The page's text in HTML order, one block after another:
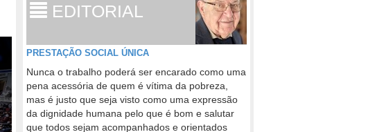
EDITORIAL
PRESTAÇÃO SOCIAL ÚNICA
Nunca o trabalho poderá ser encarado como uma
pena acessória de quem é vítima da pobreza,
mas é justo que seja visto como uma expressão
da dignidade humana pelo que é bom e salutar
que todos sejam acompanhados e orientados